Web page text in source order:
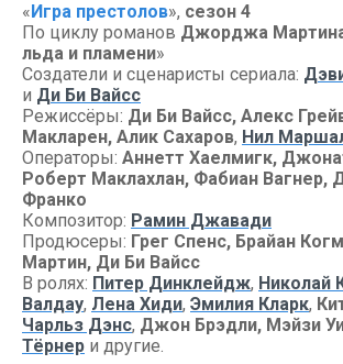
«Игра престолов», сезон 4
По циклу романов Джорджа
льда и пламени»
Создатели и сценаристы сериала:
и Ди Би Вайсс
Режиссёры: Ди Би Вайсс, Алекс
Макларен, Алик Сахаров, Нил
Операторы: Аннетт Хаелмигк,
Роберт Маклахлан, Фабиан Вагнер,
Франко
Композитор: Рамин Джавади
Продюсеры: Грег Спенс, Брайан
Мартин, Ди Би Вайсс
В ролях: Питер Динклейдж, Николай
Валдау, Лена Хиди, Эмилия Кларк,
Чарльз Дэнс, Джон Брэдли, Мэйзи
Тёрнер и другие.